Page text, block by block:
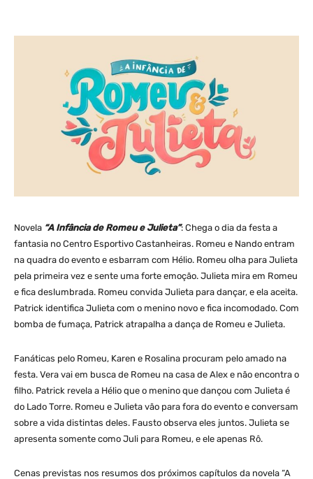
Novela “A Infância de Romeu e Julieta”: Chega o dia da festa a
fantasia no Centro Esportivo Castanheiras. Romeu e Nando entram
na quadra do evento e esbarram com Hélio. Romeu olha para Julieta
pela primeira vez e sente uma forte emoção. Julieta mira em Romeu
e fica deslumbrada. Romeu convida Julieta para dançar, e ela aceita.
Patrick identifica Julieta com o menino novo e fica incomodado. Com
bomba de fumaça, Patrick atrapalha a dança de Romeu e Julieta.
Fanáticas pelo Romeu, Karen e Rosalina procuram pelo amado na
festa. Vera vai em busca de Romeu na casa de Alex e não encontra o
filho. Patrick revela a Hélio que o menino que dançou com Julieta é
do Lado Torre. Romeu e Julieta vão para fora do evento e conversam
sobre a vida distintas deles. Fausto observa eles juntos. Julieta se
apresenta somente como Juli para Romeu, e ele apenas Rô.
Cenas previstas nos resumos dos próximos capítulos da novela “A